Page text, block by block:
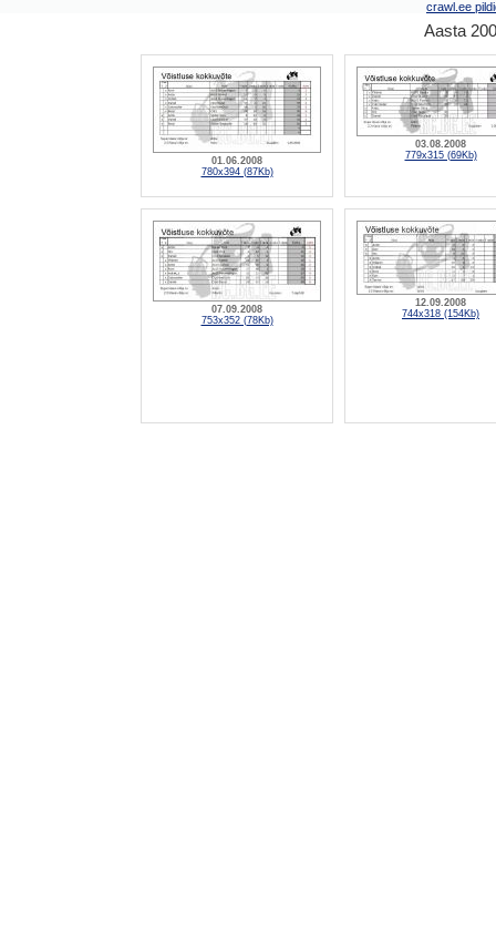
crawl.ee
Aasta
01.06.2008
780x394 (87Kb)
03.08.2008
779x315 (69Kb)
07.09.2008
753x352 (78Kb)
12.09.2008
744x318 (154Kb)